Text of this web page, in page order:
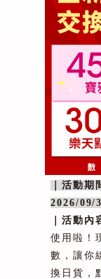
｜活動期
2026/09/
｜活動內
使用啦！
數，讓你
換日貨，